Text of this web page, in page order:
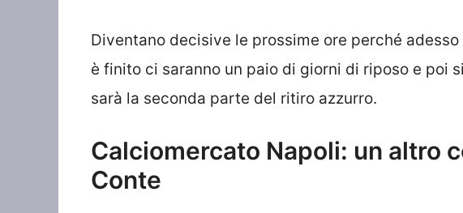
Diventano decisive le prossime ore perché
è finito ci saranno un paio di giorni di riposo e poi
sarà la seconda parte del ritiro azzurro.
Calciomercato Napoli: un altro
Conte